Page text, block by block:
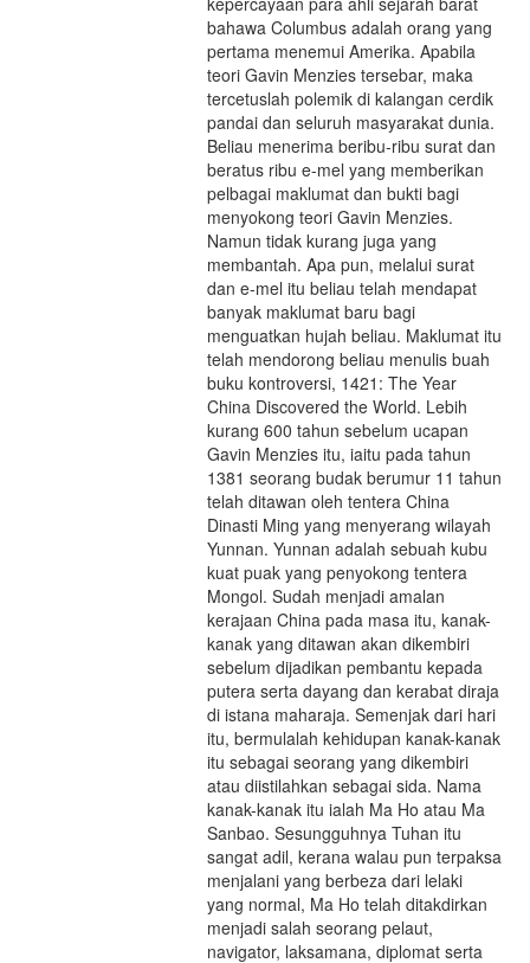
bahawa Columbus adalah orang yang
pertama menemui Amerika. Apabila
teori Gavin Menzies tersebar, maka
tercetuslah polemik di kalangan cerdik
pandai dan seluruh masyarakat dunia.
Beliau menerima beribu-ribu surat dan
beratus ribu e-mel yang memberikan
pelbagai maklumat dan bukti bagi
menyokong teori Gavin Menzies.
Namun tidak kurang juga yang
membantah. Apa pun, melalui surat
dan e-mel itu beliau telah mendapat
banyak maklumat baru bagi
menguatkan hujah beliau. Maklumat itu
telah mendorong beliau menulis buah
buku kontroversi, 1421: The Year
China Discovered the World. Lebih
kurang 600 tahun sebelum ucapan
Gavin Menzies itu, iaitu pada tahun
1381 seorang budak berumur 11 tahun
telah ditawan oleh tentera China
Dinasti Ming yang menyerang wilayah
Yunnan. Yunnan adalah sebuah kubu
kuat puak yang penyokong tentera
Mongol. Sudah menjadi amalan
kerajaan China pada masa itu, kanak-
kanak yang ditawan akan dikembiri
sebelum dijadikan pembantu kepada
putera serta dayang dan kerabat diraja
di istana maharaja. Semenjak dari hari
itu, bermulalah kehidupan kanak-kanak
itu sebagai seorang yang dikembiri
atau diistilahkan sebagai sida. Nama
kanak-kanak itu ialah Ma Ho atau Ma
Sanbao. Sesungguhnya Tuhan itu
sangat adil, kerana walau pun terpaksa
menjalani yang berbeza dari lelaki
yang normal, Ma Ho telah ditakdirkan
menjadi salah seorang pelaut,
navigator, laksamana, diplomat serta